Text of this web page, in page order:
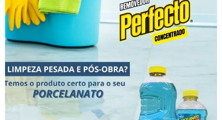
Cera Para Móveis De Madeira Branca
Cera Para Móveis De Madeira De Demolição
Cera Para Móveis De Madeira Escura
Cera Para Móveis De Madeira Onde Encontrar
Cera Para Móveis Rústicos
Desinfetante Clean Plus